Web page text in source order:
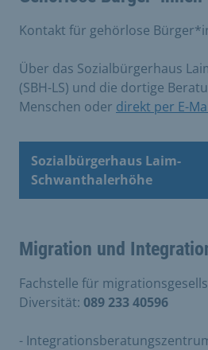
Kontakt für gehörlose
Über das Sozialbürgerhaus
(SBH-LS) und die dortige
Menschen oder direkt per E-
Sozialbürgerhaus Laim-
Schwanthalerhöhe
Migration und
Fachstelle für
Diversität: 089 233 40596
-